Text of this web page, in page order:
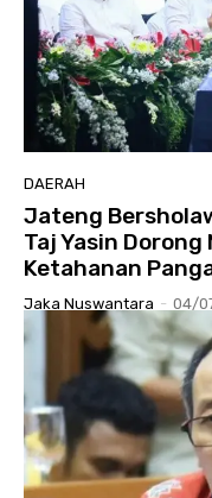
DAERAH
Jateng
Taj Yasin
Ketahanan
Jaka Nuswantara - 04/